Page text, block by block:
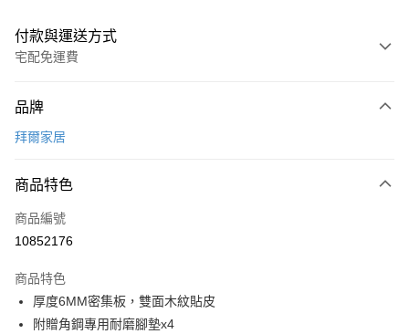
付款與運送方式
宅配免運費
信用卡一次付款
6 期 0 利率 每期
合作金庫商業銀行
上海商業儲蓄銀行
臺灣中小企業銀行
匯豐（台灣）商業銀行
聯邦商業銀行
LINE Pay
Apple Pay
街口支付
悠遊付
品牌
拜爾家居
商品特色
商品編號
10852176
商品特色
厚度6MM密集板，雙面木紋貼皮
附贈角鋼專用耐磨腳墊x4